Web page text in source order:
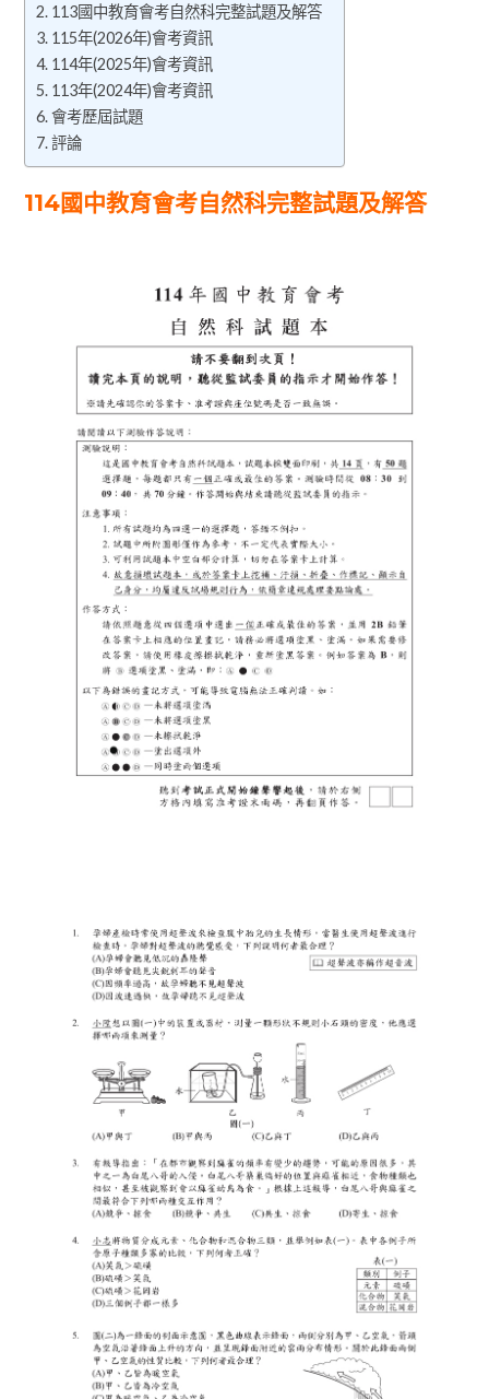
113國中教育會考自然科完整試題及解答
115年(2026年)會考資訊
114年(2025年)會考資訊
113年(2024年)會考資訊
會考歷屆試題
評論
114國中教育會考自然科完整試題及解答